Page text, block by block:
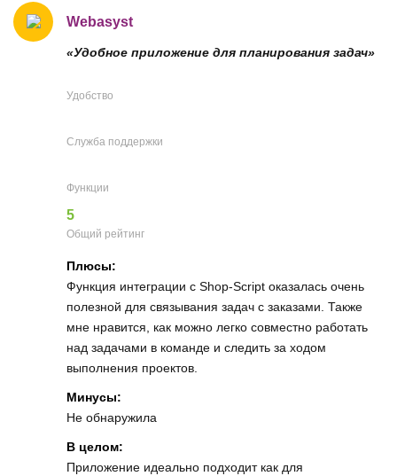
Webasyst
«Удобное приложение для планирования задач»
Удобство
Служба поддержки
Функции
5
Общий рейтинг
Плюсы:
Функция интеграции с Shop-Script оказалась очень
полезной для связывания задач с заказами. Также
мне нравится, как можно легко совместно работать
над задачами в команде и следить за ходом
выполнения проектов.
Минусы:
Не обнаружила
В целом:
Приложение идеально подходит как для